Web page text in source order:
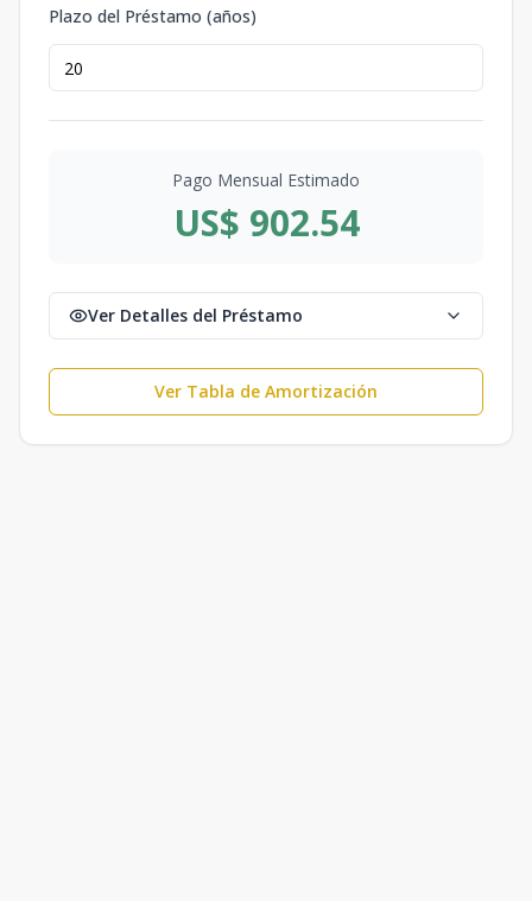
Plazo del Préstamo (años)
Pago Mensual Estimado
US$ 902.54
Ver Detalles del Préstamo
Ver Tabla de Amortización